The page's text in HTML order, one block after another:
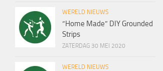
WERELD NIEUWS
“Home Made” DIY Grounded
Strips
ZATERDAG 30 MEI 2020
WERELD NIEUWS